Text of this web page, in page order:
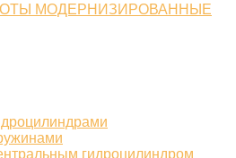
МОДЕРНИЗИРОВАННЫЕ
гидроцилиндром